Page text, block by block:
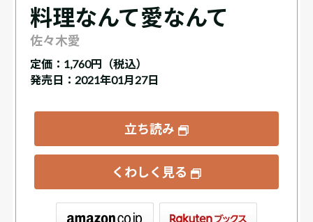
料理なんて愛なんて
佐々木愛
定価： 1,760円（税込）
発売日：2021年01月27日
立ち読み
くわしく見る